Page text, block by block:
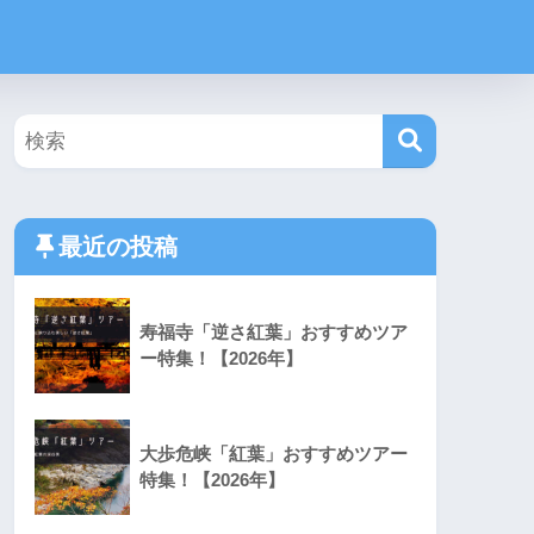
最近の投稿
寿福寺「逆さ紅葉」おすすめツア
ー特集！【2026年】
大歩危峡「紅葉」おすすめツアー
特集！【2026年】